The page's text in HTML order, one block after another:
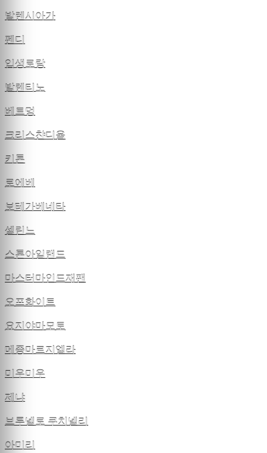
발렌시아가
펜디
입생로랑
발렌티노
베트멍
크리스챤디올
키톤
로에베
보테가베네타
셀린느
스톤아일랜드
마스터마인드재팬
오프화이트
요지야마모토
메종마르지엘라
미우미우
제냐
브루넬로 쿠치넬리
아미리